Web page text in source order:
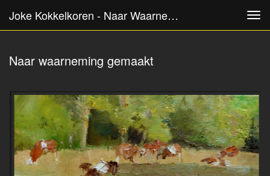
Joke Kokkelkoren - Naar Waarneming Gemaakt
Naar waarneming gemaakt